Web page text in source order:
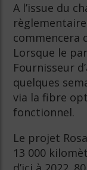
A l’issue du
commencera
Lorsque le
Fournisseur
quelques
via la fibre
fonctionnel.
Le projet
13 000